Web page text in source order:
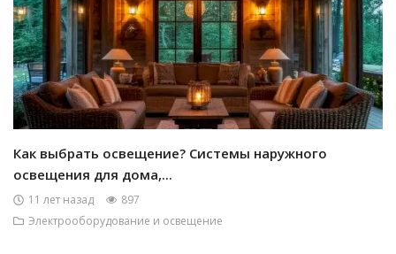
Как выбрать освещение? Системы наружного
освещения для дома,...
11 лет назад
897
Электрооборудование и освещение